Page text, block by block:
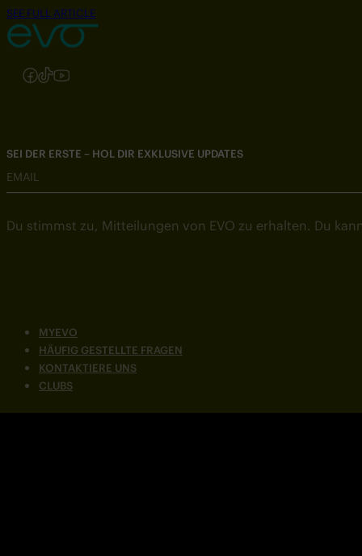
SEE FULL ARTICLE
Folgen Sie uns auf Instagram
Folgen Sie uns auf Facebook
Folgen Sie uns auf TikTok
Folgen Sie uns auf YouTube
MYEVO
HÄUFIG GESTELLTE FRAGEN
KONTAKTIERE UNS
CLUBS
SEI DER ERSTE – HOL DIR EXKLUSIVE UPDATES
EMAIL
Du stimmst zu, Mitteilungen von EVO zu erhalten. Du